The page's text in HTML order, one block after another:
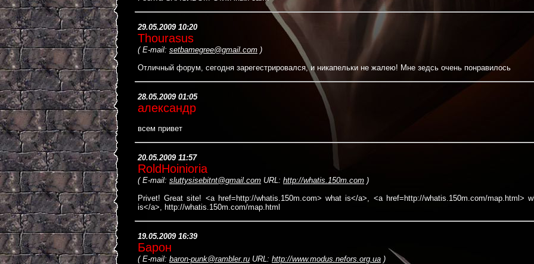
29.05.2009 10:20
Thourasus
(E-mail: setbamegree@gmail.com )
Отличный форум, сегодня зарегестрировался, и никапельки не жалею! Мне зедсь очень понравилось
28.05.2009 01:05
александр
всем привет
20.05.2009 11:57
RoldHoinioria
(E-mail: sluttysisebitnt@gmail.com URL: http://whatis.150m.com )
Privet! Great site! <a href=http://whatis.150m.com> what is</a>, <a href=http://whatis.150m.com/map.html>
is</a>, http://whatis.150m.com/map.html
19.05.2009 16:39
Барон
(E-mail: baron-punk@rambler.ru URL: http://www.modus.nefors.org.ua )